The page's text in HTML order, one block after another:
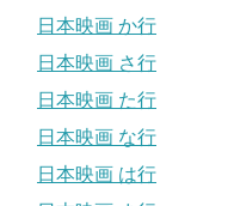
日本映画 か行
日本映画 さ行
日本映画 た行
日本映画 な行
日本映画 は行